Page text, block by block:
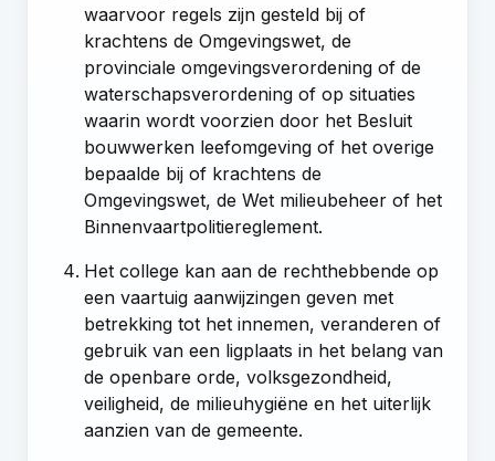
waarvoor regels zijn gesteld bij of
krachtens de Omgevingswet, de
provinciale omgevingsverordening of de
waterschapsverordening of op situaties
waarin wordt voorzien door het Besluit
bouwwerken leefomgeving of het overige
bepaalde bij of krachtens de
Omgevingswet, de Wet milieubeheer of het
Binnenvaartpolitiereglement.
Het college kan aan de rechthebbende op
een vaartuig aanwijzingen geven met
betrekking tot het innemen, veranderen of
gebruik van een ligplaats in het belang van
de openbare orde, volksgezondheid,
veiligheid, de milieuhygiëne en het uiterlijk
aanzien van de gemeente.